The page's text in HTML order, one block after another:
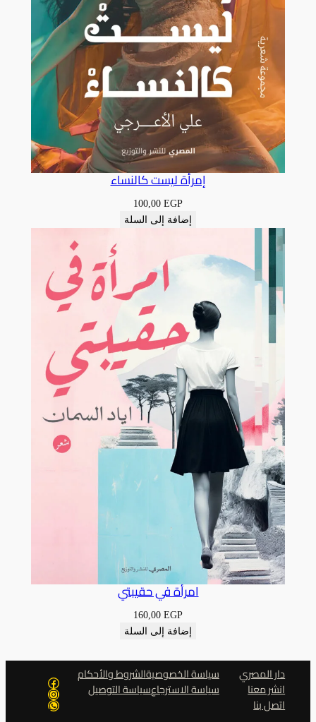
إمرأة ليست كالنساء
100,00 EGP
إضافة إلى السلة
امرأة في حقيبتي
160,00 EGP
إضافة إلى السلة
دار المصري
انشر معنا
اتصل بنا
سياسة الخصوصيةالشروط والأحكام
سياسة الاسترجاعسياسة التوصيل
فيسبوك
إنستجرام
واتساب